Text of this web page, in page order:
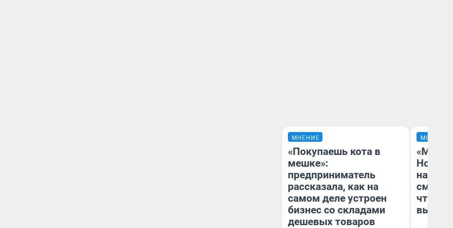
МНЕНИЕ
«Покупаешь кота в
мешке»:
предприниматель
рассказала, как на
самом деле устроен
бизнес со складами
дешевых товаров
МНЕНИЕ
«Мы
чтобы